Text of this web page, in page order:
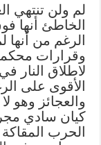
لم ولن تنتهي
الخاطئ أنها
الرغم من أنها
وقرارات
لاطلاق النار
الأقوى على
والعجائز وهو
كيان سادي
الحرب المقاكة